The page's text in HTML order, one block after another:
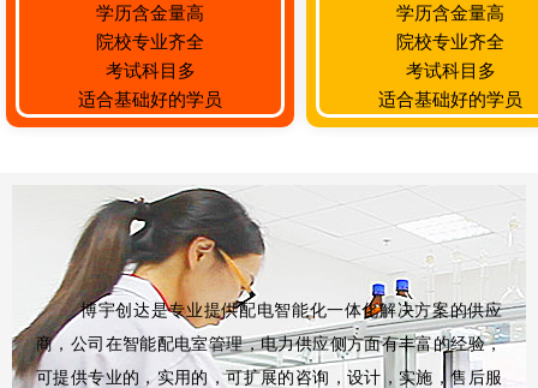
学历含金量高
院校专业齐全
考试科目多
适合基础好的学员
学历含金量高
院校专业齐全
考试科目多
适合基础好的学员
博宇创达是专业提供配电智能化一体化解决方案的供应
商，公司在智能配电室管理，电力供应侧方面有丰富的经验，
可提供专业的，实用的，可扩展的咨询，设计，实施，售后服